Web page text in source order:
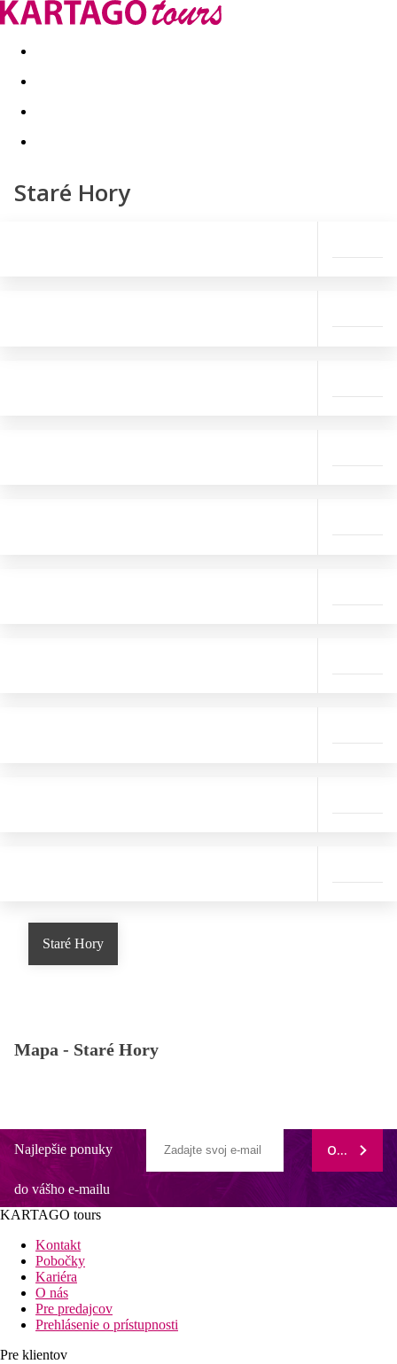
Last minute Dovolenkové kluby
Staré Hory
Staré Hory
Mapa - Staré Hory
Najlepšie ponuky
do vášho e-mailu
ODOBERAŤ
KARTAGO tours
Kontakt
Pobočky
Kariéra
O nás
Pre predajcov
Prehlásenie o prístupnosti
Pre klientov